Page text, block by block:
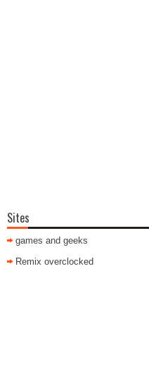
Sites
games and geeks
Remix overclocked